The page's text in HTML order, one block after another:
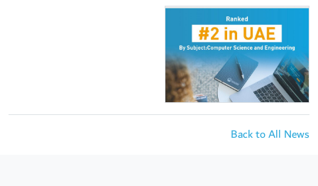
Back to All News